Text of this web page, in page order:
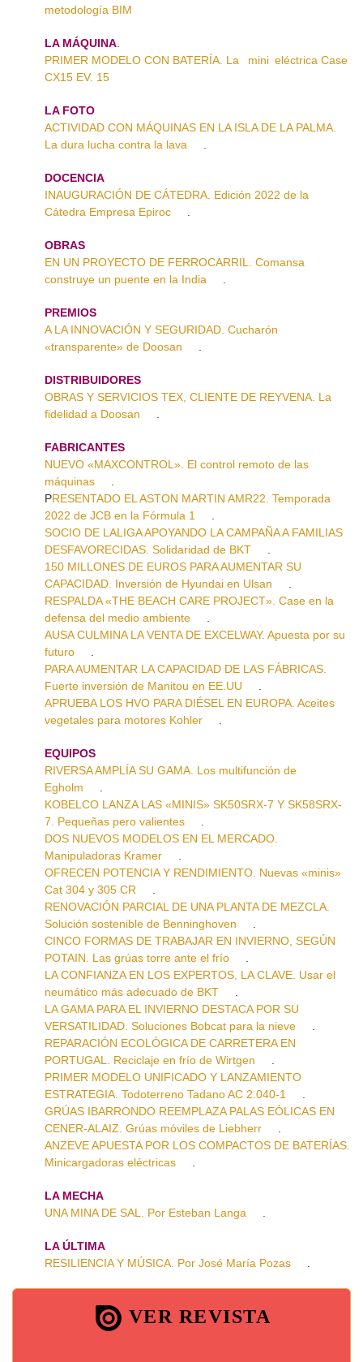
metodología BIM
LA MÁQUINA
PRIMER MODELO CON BATERÍA. La mini eléctrica Case
CX15 EV. 15
LA FOTO
ACTIVIDAD CON MÁQUINAS EN LA ISLA DE LA PALMA.
La dura lucha contra la lava
DOCENCIA
INAUGURACIÓN DE CÁTEDRA. Edición 2022 de la
Cátedra Empresa Epiroc
OBRAS
EN UN PROYECTO DE FERROCARRIL. Comansa
construye un puente en la India
PREMIOS
A LA INNOVACIÓN Y SEGURIDAD. Cucharón
«transparente» de Doosan
DISTRIBUIDORES
OBRAS Y SERVICIOS TEX, CLIENTE DE REYVENA. La
fidelidad a Doosan
FABRICANTES
NUEVO «MAXCONTROL». El control remoto de las
máquinas
PRESENTADO EL ASTON MARTIN AMR22. Temporada
2022 de JCB en la Fórmula 1
SOCIO DE LALIGA APOYANDO LA CAMPAÑA A FAMILIAS
DESFAVORECIDAS. Solidaridad de BKT
150 MILLONES DE EUROS PARA AUMENTAR SU
CAPACIDAD. Inversión de Hyundai en Ulsan
RESPALDA «THE BEACH CARE PROJECT». Case en la
defensa del medio ambiente
AUSA CULMINA LA VENTA DE EXCELWAY. Apuesta por su
futuro
PARA AUMENTAR LA CAPACIDAD DE LAS FÁBRICAS.
Fuerte inversión de Manitou en EE.UU
APRUEBA LOS HVO PARA DIÉSEL EN EUROPA. Aceites
vegetales para motores Kohler
EQUIPOS
RIVERSA AMPLÍA SU GAMA. Los multifunción de
Egholm
KOBELCO LANZA LAS «MINIS» SK50SRX-7 Y SK58SRX-
7. Pequeñas pero valientes
DOS NUEVOS MODELOS EN EL MERCADO.
Manipuladoras Kramer
OFRECEN POTENCIA Y RENDIMIENTO. Nuevas «minis»
Cat 304 y 305 CR
RENOVACIÓN PARCIAL DE UNA PLANTA DE MEZCLA.
Solución sostenible de Benninghoven
CINCO FORMAS DE TRABAJAR EN INVIERNO, SEGÚN
POTAIN. Las grúas torre ante el frío
LA CONFIANZA EN LOS EXPERTOS, LA CLAVE. Usar el
neumático más adecuado de BKT
LA GAMA PARA EL INVIERNO DESTACA POR SU
VERSATILIDAD. Soluciones Bobcat para la nieve
REPARACIÓN ECOLÓGICA DE CARRETERA EN
PORTUGAL. Reciclaje en frío de Wirtgen
PRIMER MODELO UNIFICADO Y LANZAMIENTO
ESTRATEGIA. Todoterreno Tadano AC 2.040-1
GRÚAS IBARRONDO REEMPLAZA PALAS EÓLICAS EN
CENER-ALAIZ. Grúas móviles de Liebherr
ANZEVE APUESTA POR LOS COMPACTOS DE BATERÍAS.
Minicargadoras eléctricas
LA MECHA
UNA MINA DE SAL. Por Esteban Langa
LA ÚLTIMA
RESILIENCIA Y MÚSICA. Por José María Pozas
VER REVISTA